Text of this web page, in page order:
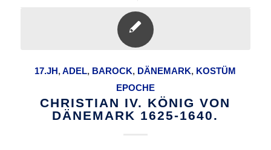
17.JH,ADEL, BAROCK, DÄNEMARK, KOSTÜM
EPOCHE
CHRISTIAN IV. KÖNIG VON
DÄNEMARK 1625-1640.